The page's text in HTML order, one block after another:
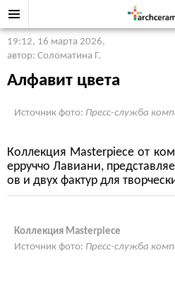
19:12, 16 марта 2026,
автор: Соломатина Г.
Алфавит цвета
Источник фото: Пресс-служба
Коллекция Masterpiece от
ерруччо Лавиани,
ов и двух фактур для
Коллекция Masterpiece
Источник фото: Пресс-служба